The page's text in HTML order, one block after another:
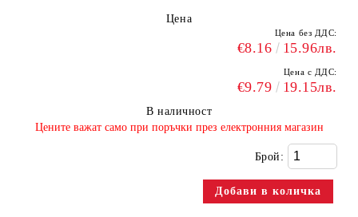
Цена
Цена без ДДС:
€8.16 15.96лв.
Цена с ДДС:
€9.79 19.15лв.
В наличност
​Цените важат само при поръчки през електронния магазин
Брой: